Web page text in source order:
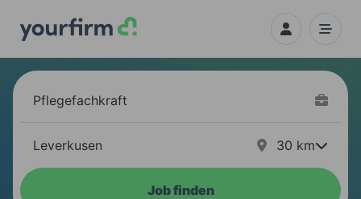
30 km
Job finden